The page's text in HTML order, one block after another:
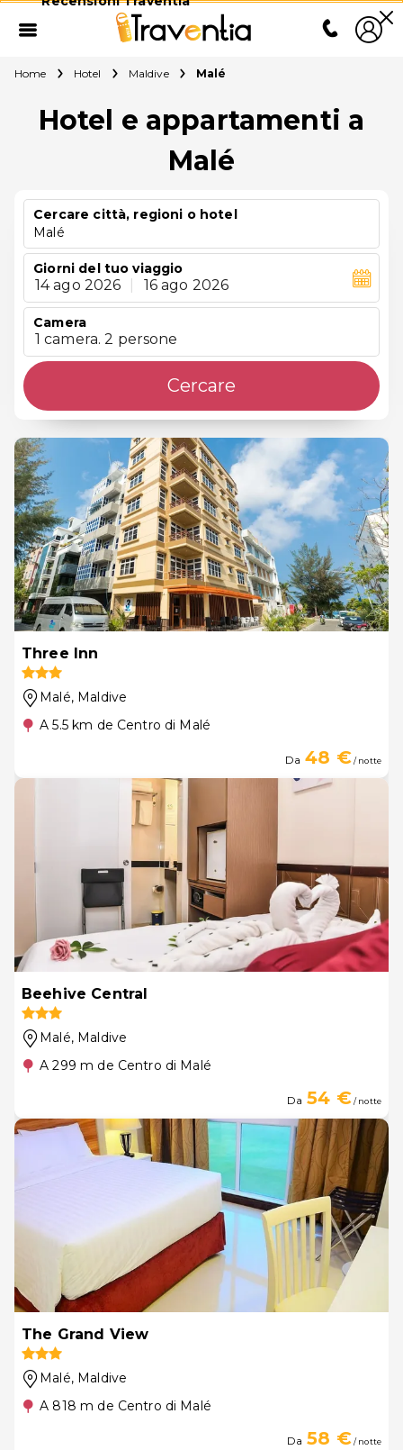
Home Hotel Maldive Malé
Hotel e appartamenti a
Malé
Cercare città, regioni o hotel
Malé
Giorni del tuo viaggio
14 ago 2026 16 ago 2026
Camera
1 camera. 2 persone
Cercare
Three Inn
Malé, Maldive
A 5.5 km de Centro di Malé
Da 48 €/ notte
Beehive Central
Malé, Maldive
A 299 m de Centro di Malé
Da 54 €/ notte
The Grand View
Malé, Maldive
A 818 m de Centro di Malé
Da 58 €/ notte